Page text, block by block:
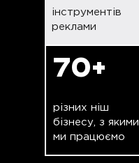
70+
різних ніш
бізнесу, з якими
ми працюємо
інструментів
реклами